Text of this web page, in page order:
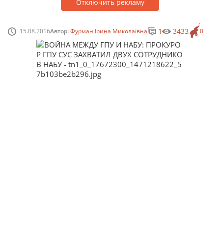
Отключить рекламу
15.08.2016Автор:Фурман Ірина Миколаївна 0
1 3433